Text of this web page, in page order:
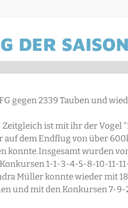
DER
gegen 2339 Tauben und
ist mit ihr der Vogel
auf dem Endflug von über
konnte.Insgesamt wurden
1-1-3-4-5-8-10-11-
Müller konnte wieder mit
und mit den Konkursen 7-9-